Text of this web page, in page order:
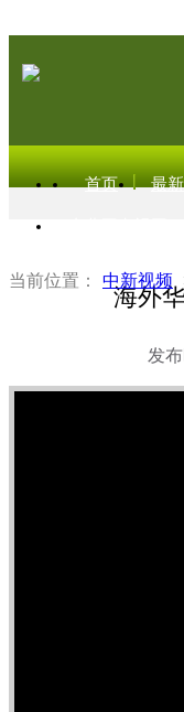
首页 最新
当前位置： 中新视频
海外
发